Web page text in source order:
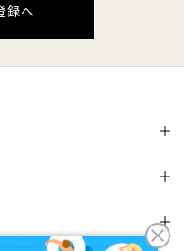
録へ